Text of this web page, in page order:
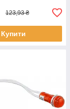
123,93 ₴
Купити